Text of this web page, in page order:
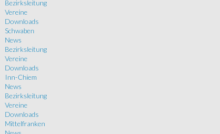
Bezirksleitung
Vereine
Downloads
Schwaben
News
Bezirksleitung
Vereine
Downloads
Inn-Chiem
News
Bezirksleitung
Vereine
Downloads
Mittelfranken